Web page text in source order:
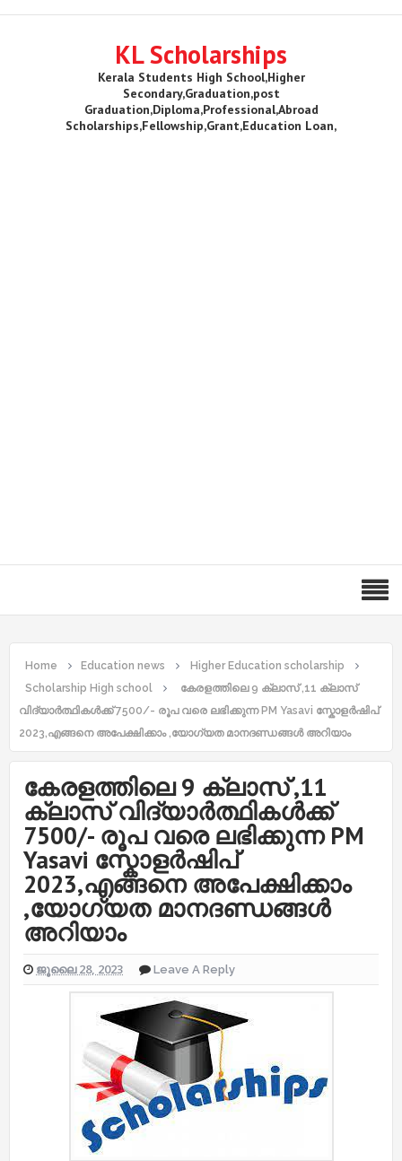
KL Scholarships
Kerala Students High School,Higher
Secondary,Graduation,post
Graduation,Diploma,Professional,Abroad
Scholarships,Fellowship,Grant,Education Loan,
Home Education news
Higher Education scholarship
Scholarship High school
കേരളത്തിലെ 9 ക്ലാസ് ,11 ക്ലാസ്
വിദ്യാർത്ഥികൾക്ക് 7500/- രൂപ വരെ ലഭിക്കുന്ന PM Yasavi സ്കോളർഷിപ്
2023,എങ്ങനെ അപേക്ഷിക്കാം ,യോഗ്യത മാനദണ്ഡങ്ങൾ അറിയാം
കേരളത്തിലെ 9 ക്ലാസ് ,11
ക്ലാസ് വിദ്യാർത്ഥികൾക്ക്
7500/- രൂപ വരെ ലഭിക്കുന്ന PM
Yasavi സ്കോളർഷിപ്
2023,എങ്ങനെ അപേക്ഷിക്കാം
,യോഗ്യത മാനദണ്ഡങ്ങൾ
അറിയാം
ജൂലൈ 28, 2023 Leave A Reply